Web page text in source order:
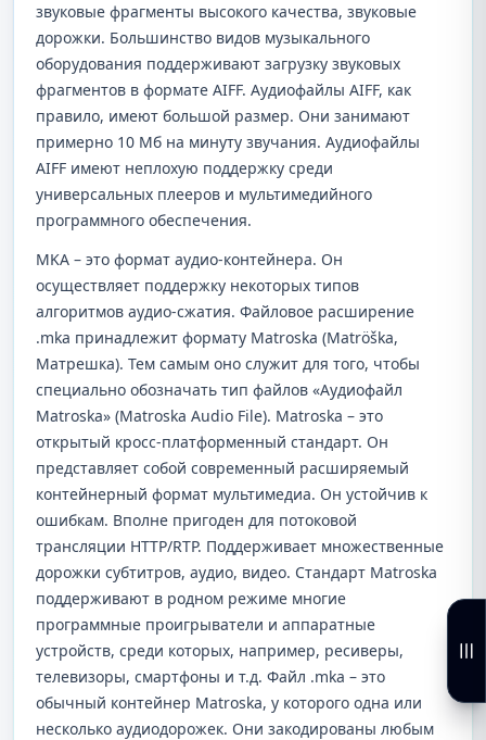
звуковые фрагменты высокого качества, звуковые
дорожки. Большинство видов музыкального
оборудования поддерживают загрузку звуковых
фрагментов в формате AIFF. Аудиофайлы AIFF, как
правило, имеют большой размер. Они занимают
примерно 10 Мб на минуту звучания. Аудиофайлы
AIFF имеют неплохую поддержку среди
универсальных плееров и мультимедийного
программного обеспечения.
MKA – это формат аудио-контейнера. Он
осуществляет поддержку некоторых типов
алгоритмов аудио-сжатия. Файловое расширение
.mka принадлежит формату Matroska (Matröška,
Матрешка). Тем самым оно служит для того, чтобы
специально обозначать тип файлов «Аудиофайл
Matroska» (Matroska Audio File). Matroska – это
открытый кросс-платформенный стандарт. Он
представляет собой современный расширяемый
контейнерный формат мультимедиа. Он устойчив к
ошибкам. Вполне пригоден для потоковой
трансляции HTTP/RTP. Поддерживает множественные
дорожки субтитров, аудио, видео. Стандарт Matroska
поддерживают в родном режиме многие
программные проигрыватели и аппаратные
устройств, среди которых, например, ресиверы,
телевизоры, смартфоны и т.д. Файл .mka – это
обычный контейнер Matroska, у которого одна или
несколько аудиодорожек. Они закодированы любым